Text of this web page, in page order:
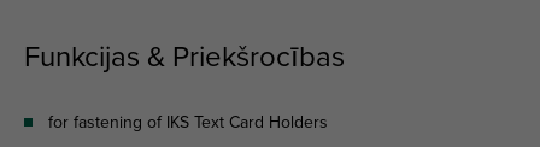
Funkcijas & Priekšrocības
for fastening of IKS Text Card Holders